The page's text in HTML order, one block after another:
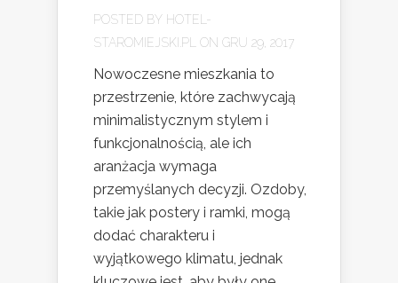
POSTED BY HOTEL-
STAROMIEJSKI.PL
ON GRU 29, 2017
Nowoczesne mieszkania to
przestrzenie, które zachwycają
minimalistycznym stylem i
funkcjonalnością, ale ich
aranżacja wymaga
przemyślanych decyzji. Ozdoby,
takie jak postery i ramki, mogą
dodać charakteru i
wyjątkowego klimatu, jednak